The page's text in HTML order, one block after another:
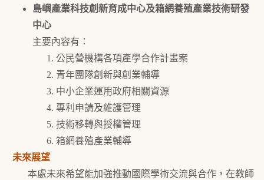
島嶼產業科技創新育成中心及箱網養殖產業技術研發
中心
主要內容有：
公民營機構各項產學合作計畫案
青年團隊創新與創業輔導
中小企業運用政府相關資源
專利申請及維護管理
技術移轉與授權管理
箱網養殖產業輔導
未來展望
本處未來希望能加強推動國際學術交流與合作，在教師